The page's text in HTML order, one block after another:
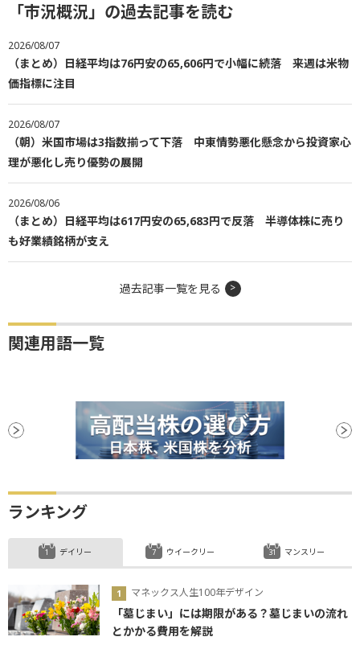
「市況概況」の過去記事を読む
2026/08/07
（まとめ）日経平均は76円安の65,606円で小幅に続落 来週は米物
価指標に注目
2026/08/07
（朝）米国市場は3指数揃って下落 中東情勢悪化懸念から投資家心
理が悪化し売り優勢の展開
2026/08/06
（まとめ）日経平均は617円安の65,683円で反落 半導体株に売り
も好業績銘柄が支え
過去記事一覧を見る
関連用語一覧
ランキング
デイリー
マネックス人生100年デザイン
「墓じまい」には期限がある？墓じまいの流れ
とかかる費用を解説
ウイークリー マンスリー